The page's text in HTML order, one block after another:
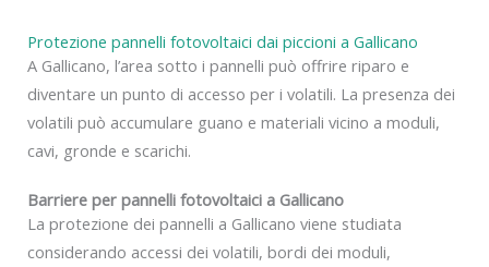
Protezione pannelli fotovoltaici dai piccioni a Gallicano
A Gallicano, l’area sotto i pannelli può offrire riparo e
diventare un punto di accesso per i volatili. La presenza dei
volatili può accumulare guano e materiali vicino a moduli,
cavi, gronde e scarichi.
Barriere per pannelli fotovoltaici a Gallicano
La protezione dei pannelli a Gallicano viene studiata
considerando accessi dei volatili, bordi dei moduli,